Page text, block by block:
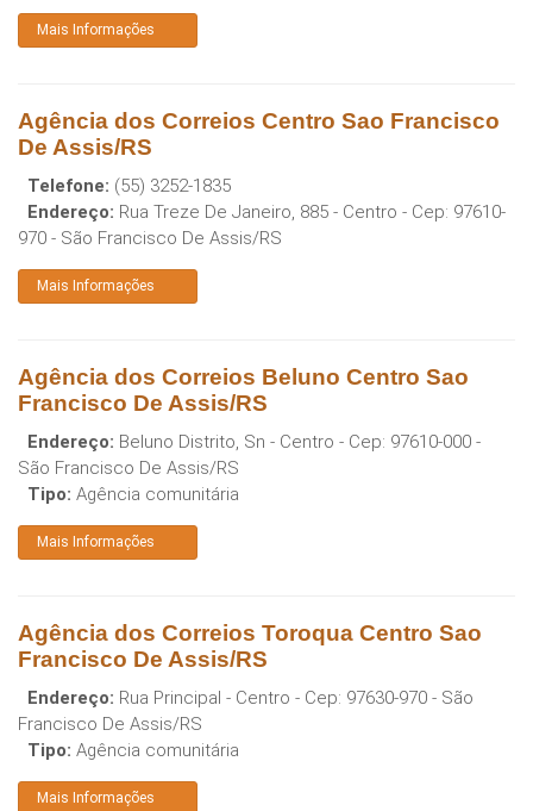
Mais Informações
Agência dos Correios Centro Sao Francisco
De Assis/RS
Telefone: (55) 3252-1835
Endereço: Rua Treze De Janeiro, 885 - Centro - Cep: 97610-
970 - São Francisco De Assis/RS
Mais Informações
Agência dos Correios Beluno Centro Sao
Francisco De Assis/RS
Endereço: Beluno Distrito, Sn - Centro - Cep: 97610-000 -
São Francisco De Assis/RS
Tipo: Agência comunitária
Mais Informações
Agência dos Correios Toroqua Centro Sao
Francisco De Assis/RS
Endereço: Rua Principal - Centro - Cep: 97630-970 - São
Francisco De Assis/RS
Tipo: Agência comunitária
Mais Informações